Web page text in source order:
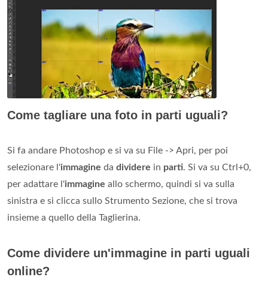
Come tagliare una foto in parti uguali?
Si fa andare Photoshop e si va su File -> Apri, per poi
selezionare l'immagine da dividere in parti. Si va su Ctrl+0,
per adattare l'immagine allo schermo, quindi si va sulla
sinistra e si clicca sullo Strumento Sezione, che si trova
insieme a quello della Taglierina.
Come dividere un'immagine in parti uguali
online?